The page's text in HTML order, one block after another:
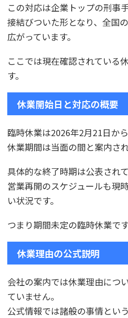
この対応は企業トップの刑事
接結びついた形となり、全国
広がっています。
ここでは現在確認されている
す。
休業開始日と対応の概要
臨時休業は2026年2月21日か
休業期間は当面の間と案内され
具体的な終了時期は公表され
営業再開のスケジュールも現
い状況です。
つまり期間未定の臨時休業です
休業理由の公式説明
会社の案内では休業理由につ
ていません。
公式情報では諸般の事情とい